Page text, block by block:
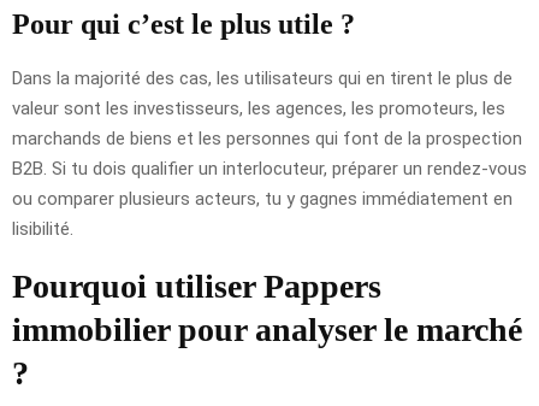
Pour qui c’est le plus utile ?
Dans la majorité des cas, les utilisateurs qui en tirent le plus de
valeur sont les investisseurs, les agences, les promoteurs, les
marchands de biens et les personnes qui font de la prospection
B2B. Si tu dois qualifier un interlocuteur, préparer un rendez-vous
ou comparer plusieurs acteurs, tu y gagnes immédiatement en
lisibilité.
Pourquoi utiliser Pappers
immobilier pour analyser le marché
?